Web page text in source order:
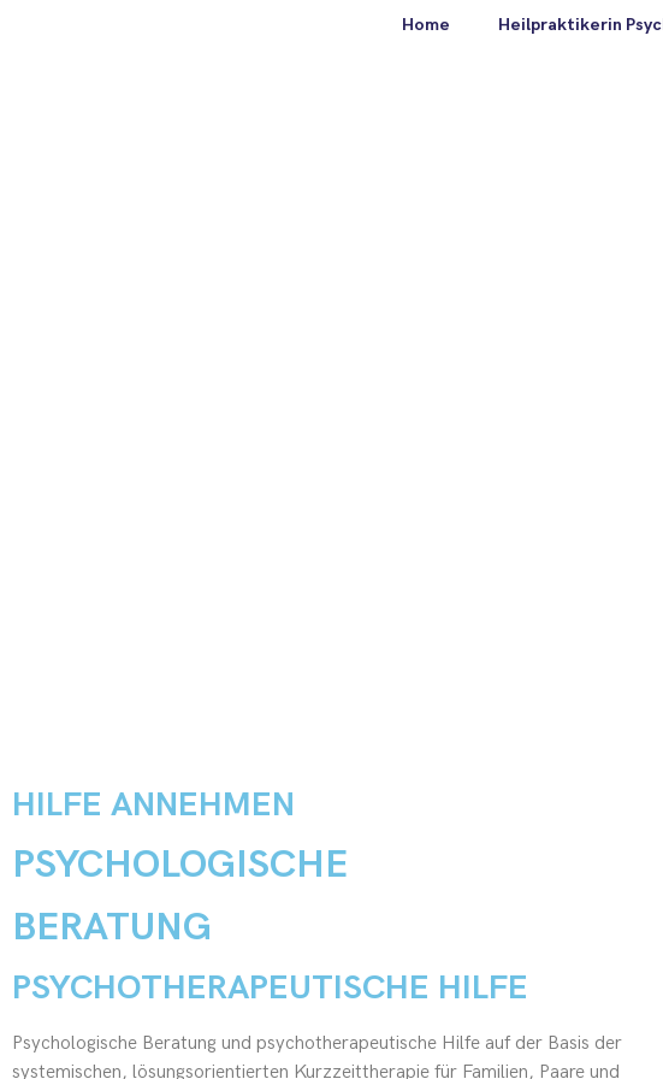
Home Heilpraktikerin
„Im Symptom liegt die
HILFE ANNEHMEN
PSYCHOLOGISCHE
BERATUNG
PSYCHOTHERAPEUTISCHE HILFE
Psychologische Beratung und psychotherapeutische Hilfe auf der Basis der
systemischen, lösungsorientierten Kurzzeittherapie für Familien, Paare und